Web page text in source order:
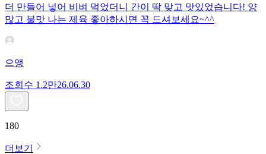
더 만들어 넣어 비벼 먹었더니 간이 딱 맞고 맛있었습니다! 양
많고 불맛 나는 제육 좋아하시면 꼭 드셔보세요~^^
으앵
조회수 1.2만26.06.30
180
더보기